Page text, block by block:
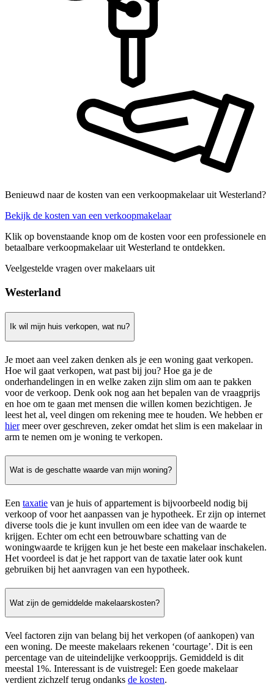
Benieuwd naar de kosten van een verkoopmakelaar uit Westerland?
Bekijk de kosten van een verkoopmakelaar
Klik op bovenstaande knop om de kosten voor een professionele en
betaalbare verkoopmakelaar uit Westerland te ontdekken.
Veelgestelde vragen over makelaars uit
Westerland
Ik wil mijn huis verkopen, wat nu?
Je moet aan veel zaken denken als je een woning gaat verkopen.
Hoe wil gaat verkopen, wat past bij jou? Hoe ga je de
onderhandelingen in en welke zaken zijn slim om aan te pakken
voor de verkoop. Denk ook nog aan het bepalen van de vraagprijs
en hoe om te gaan met mensen die willen komen bezichtigen. Je
leest het al, veel dingen om rekening mee te houden. We hebben er
hiermeer over geschreven, zeker omdat het slim is een makelaar in
arm te nemen om je woning te verkopen.
Wat is de geschatte waarde van mijn woning?
Een taxatie van je huis of appartement is bijvoorbeeld nodig bij
verkoop of voor het aanpassen van je hypotheek. Er zijn op internet
diverse tools die je kunt invullen om een idee van de waarde te
krijgen. Echter om echt een betrouwbare schatting van de
woningwaarde te krijgen kun je het beste een makelaar inschakelen.
Het voordeel is dat je het rapport van de taxatie later ook kunt
gebruiken bij het aanvragen van een hypotheek.
Wat zijn de gemiddelde makelaarskosten?
Veel factoren zijn van belang bij het verkopen (of aankopen) van
een woning. De meeste makelaars rekenen ‘courtage’. Dit is een
percentage van de uiteindelijke verkoopprijs. Gemiddeld is dit
meestal 1%. Interessant is de vuistregel: Een goede makelaar
verdient zichzelf terug ondanks de kosten.